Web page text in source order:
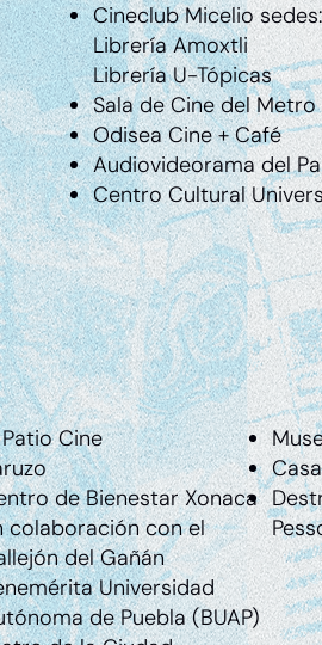
Cineclub Micelio sedes:
Librería Amoxtli
Librería U-Tópicas
Sala de Cine del
Odisea Cine + Café
Audiovideorama del
Centro Cultural
Cine
de Bienestar Xonaca
colaboración con el
del Gañán
Universidad
de Puebla (BUAP)